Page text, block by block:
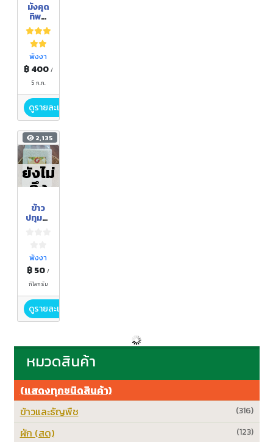
มังคุด
ทิพย์
พังงา
สวน
นิจติกา
พังงา
฿ 400 /
5 ก.ก.
ดูรายละเอียด
2,135
ยังไม่
ถึง
ฤดูกา
ล
ข้าว
ปทุมธา
พังงา
฿ 50/
กิโลกรัม
ดูรายละเอียด
หมวดสินค้า
(แสดงทุกชนิดสินค้า)
(316)
ข้าวและธัญพืช
(123)
ผัก (สด)